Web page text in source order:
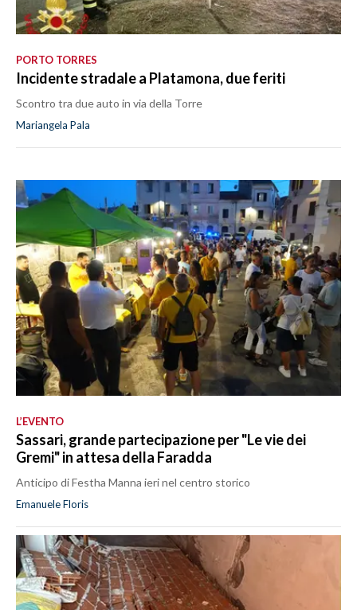
PORTO TORRES
Incidente stradale a Platamona, due feriti
Scontro tra due auto in via della Torre
Mariangela Pala
L’EVENTO
Sassari, grande partecipazione per "Le vie dei
Gremi" in attesa della Faradda
Anticipo di Festha Manna ieri nel centro storico
Emanuele Floris